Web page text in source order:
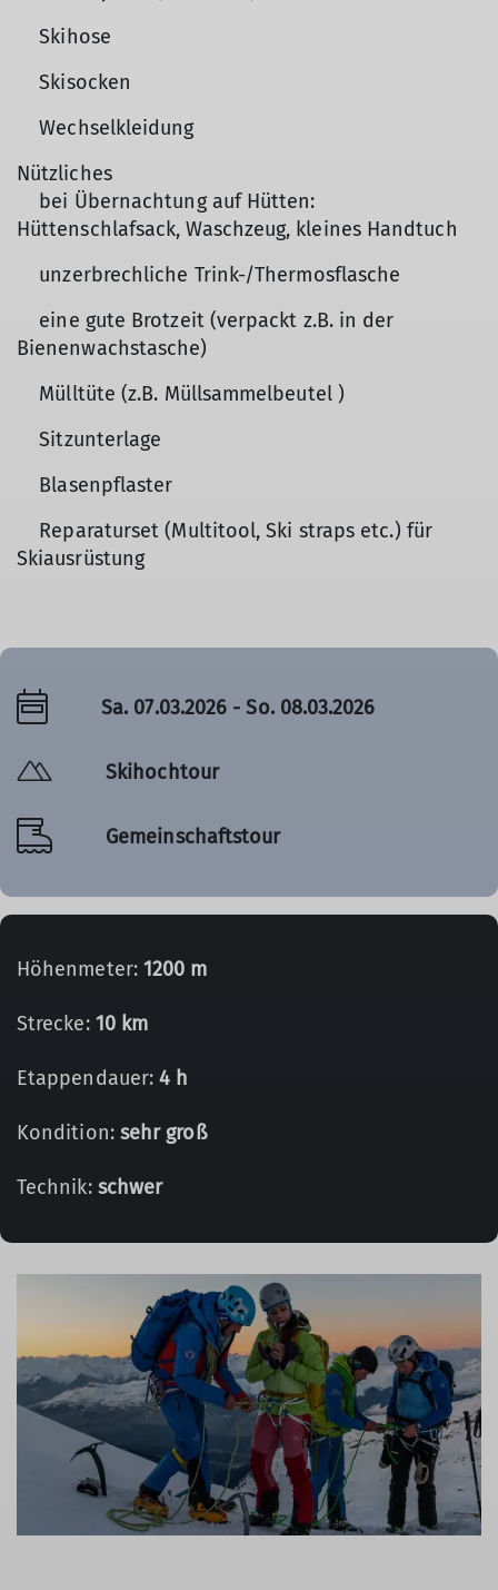
Skihose
Skisocken
Wechselkleidung
Nützliches
bei Übernachtung auf Hütten:
Hüttenschlafsack, Waschzeug, kleines Handtuch
unzerbrechliche Trink-/Thermosflasche
eine gute Brotzeit (verpackt z.B. in der
Bienenwachstasche)
Mülltüte (z.B. Müllsammelbeutel )
Sitzunterlage
Blasenpflaster
Reparaturset (Multitool, Ski straps etc.) für
Skiausrüstung
Sa. 07.03.2026 - So. 08.03.2026
Skihochtour
Gemeinschaftstour
Höhenmeter: 1200 m
Strecke: 10 km
Etappendauer:4 h
Kondition: sehr groß
Technik: schwer